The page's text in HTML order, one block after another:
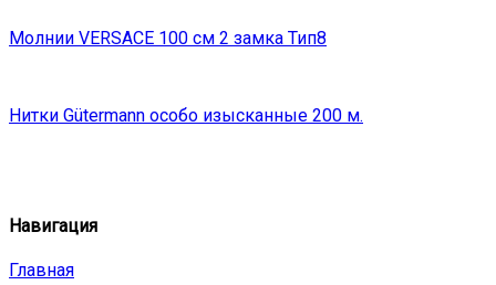
Молнии VERSACE 100 см 2 замка Тип8
Нитки Gütermann особо изысканные 200 м.
Навигация
Главная